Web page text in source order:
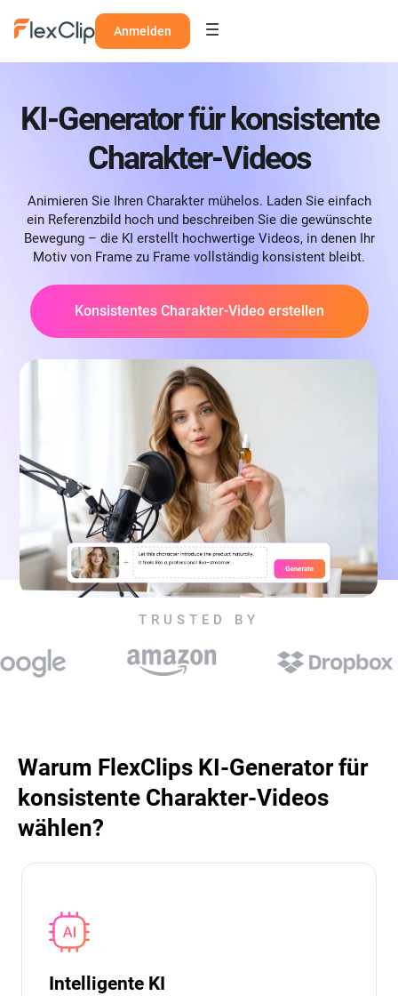
Anmelden
KI-Generator für konsistente
Charakter-Videos
Animieren Sie Ihren Charakter mühelos. Laden Sie einfach
ein Referenzbild hoch und beschreiben Sie die gewünschte
Bewegung – die KI erstellt hochwertige Videos, in denen Ihr
Motiv von Frame zu Frame vollständig konsistent bleibt.
Konsistentes Charakter-Video erstellen
TRUSTED BY
Warum FlexClips KI-Generator für
konsistente Charakter-Videos
wählen?
Intelligente KI